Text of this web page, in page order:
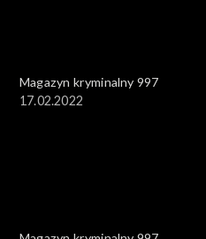
Magazyn kryminalny 997
17.02.2022